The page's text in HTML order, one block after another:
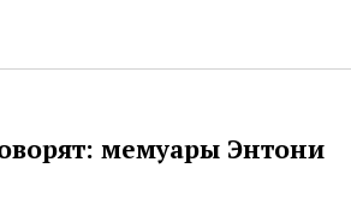
мемуары Энтони